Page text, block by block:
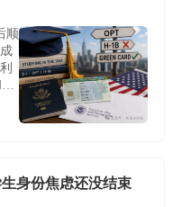
顺
身份焦虑还没结束